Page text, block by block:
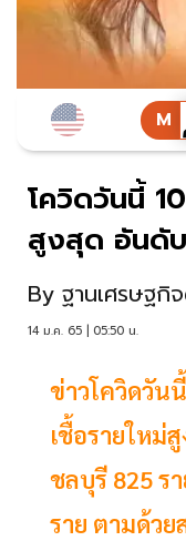
โควิดวันนี้
สูงสุด อันดั
By ฐานเศรษฐกิ
14 ม.ค. 65 | 05:50 น.
ข่าวโควิดวัน
เชื้อรายใหม่
ชลบุรี 825 ร
ราย ตามด้วย